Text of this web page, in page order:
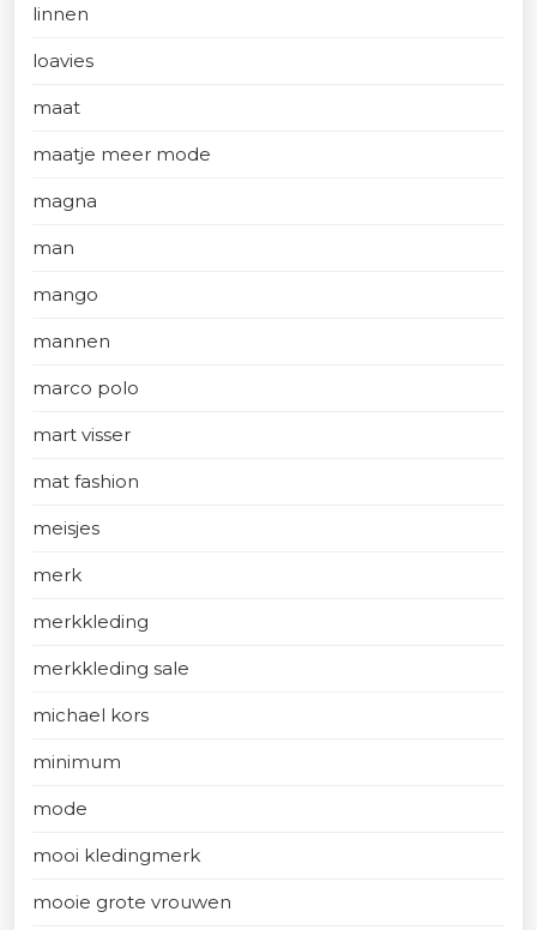
linnen
loavies
maat
maatje meer mode
magna
man
mango
mannen
marco polo
mart visser
mat fashion
meisjes
merk
merkkleding
merkkleding sale
michael kors
minimum
mode
mooi kledingmerk
mooie grote vrouwen